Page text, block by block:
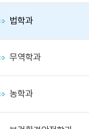
법학과
무역학과
농학과